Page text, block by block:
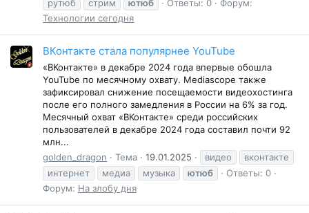
рутюб
стрим ютюб Ответы: 0
Форум:
Технологии сегодня
ВКонтакте стала популярнее YouTube
«ВКонтакте» в декабре 2024 года впервые обошла
YouTube по месячному охвату. Mediascope также
зафиксировал снижение посещаемости видеохостинга
после его полного замедления в России на 6% за год.
Месячный охват «ВКонтакте» среди российских
пользователей в декабре 2024 года составил почти 92
млн...
golden_dragon
Тема 19.01.2025 видео
вконтакте
интернет
медиа музыка ютюб
Ответы: 0
Форум: На злобу дня